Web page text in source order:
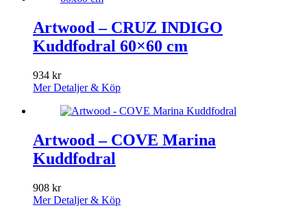
Artwood – CRUZ INDIGO
Kuddfodral 60×60 cm
934 kr
Mer Detaljer & Köp
Artwood – COVE Marina
Kuddfodral
908 kr
Mer Detaljer & Köp